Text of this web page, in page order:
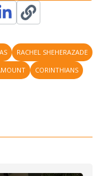
RACHEL SHEHERAZADE
CORINTHIANS